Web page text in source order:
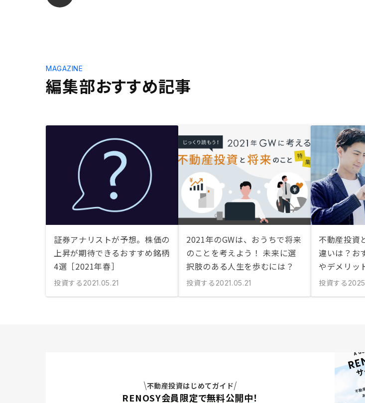
編集部おすすめ記事
MAGAZINE
証券アナリストが予想。株価の
上昇が期待できるおすすめ銘柄
4選［2021年春］
投資する 2021.05.21
2021年のGWは、おうちで将来
のことを考えよう！ 未来に選
択肢のある人生を歩むには？
投資する 2021.05.21
不動産投資
違いは？お
やデメリッ
投資する
不動産投資はじめてガイド
RENOSY会員限定で無料公開中！